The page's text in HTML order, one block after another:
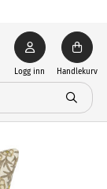
Logg inn Handlekurv